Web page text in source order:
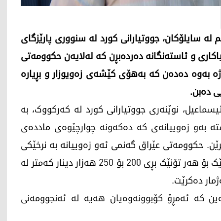
سایلۆکان، جووتیارانی کورد لە سنووری پارێزگای
و ئاستەنگانە دەردەبڕن کە لەلایەن حکوومەتی
بەوە دەدەن کە بەهۆی کێشەی زەویوزار و بڕیارە
دەبن.
حوزەیرانی 2026، محەمەد ئیسماعیل، نوێنەری جووتیارانی کورد لە کەرکووک، بە
بەو زەوییانەی کە دەکەونە چوارچێوەی ماددەی
حکوومەتی عێراق گەنمی ئەو زەوییانە بە نرخێکی
زۆر کەمتر لە گەنمی ناو پلانەکە وەردەگرێت؛ بە جۆرێک بۆ هەر تۆنێک بڕی 200 بۆ 250 هەزار دینار کەمتر لە
کە ئەمڕۆ کۆبوونەوەیان هەیە لە ئەنجوومەنی